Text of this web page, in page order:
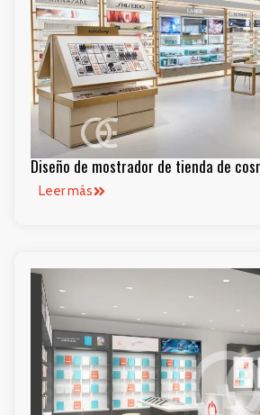
Diseño de mostrador de tienda de
Leer más